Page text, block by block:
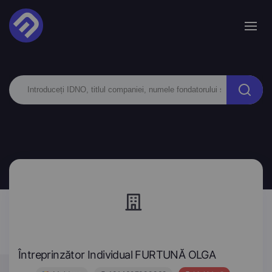
Întreprinzător Individual FURTUNĂ OLGA